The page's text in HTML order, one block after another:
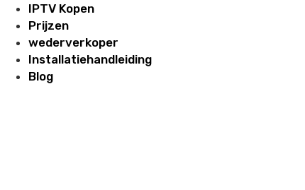
naar
inhoud
IPTV Kopen
Prijzen
wederverkoper
Installatiehandleiding
Blog